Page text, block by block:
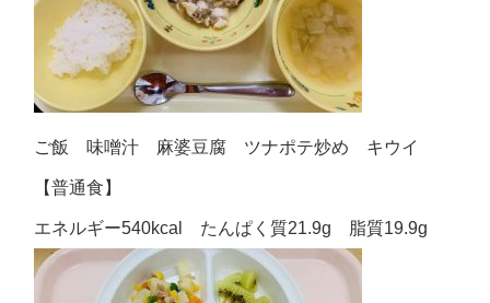
ご飯 味噌汁 麻婆豆腐 ツナポテ炒め キウイ
【普通食】
エネルギー540kcal たんぱく質21.9g 脂質19.9g